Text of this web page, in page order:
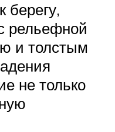
берегу,
рельефной
и толстым
не только